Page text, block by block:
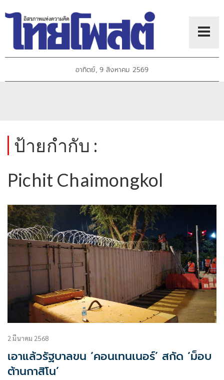
อาทิตย์, 9 สิงหาคม 2569
ป้ายกำกับ :
Pichit Chaimongkol
2 มีนาคม 2568
เอาแล้วรัฐบาลขน ‘คอนเทนเนอร์’ สกัด ‘ม็อบ
ต้านกาสิโน’